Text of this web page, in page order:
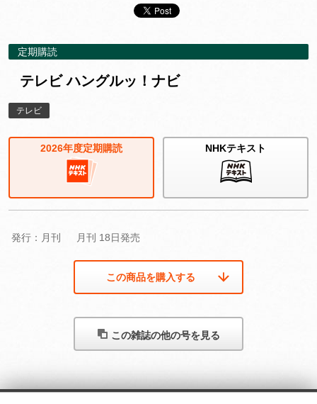
定期購読
テレビ ハングルッ！ナビ
テレビ
2026年度定期購読 NHKテキスト
発行：月刊 月刊 18日発売
この商品を購入する
この雑誌の他の号を見る